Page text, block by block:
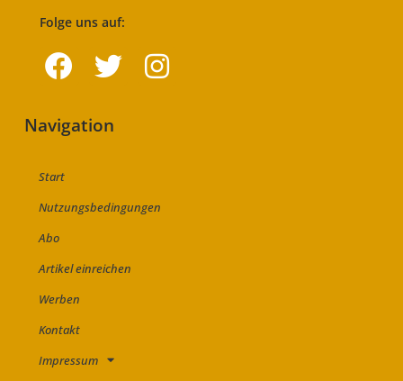
Folge uns auf:
Navigation
Start
Nutzungsbedingungen
Abo
Artikel einreichen
Werben
Kontakt
Impressum